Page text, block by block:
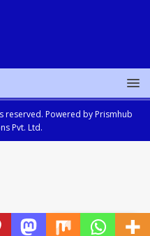
reserved. Powered by Prismhub
Pvt. Ltd.
Translate »